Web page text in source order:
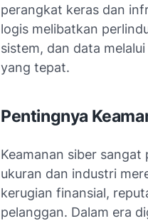
perangkat keras dan
logis melibatkan
sistem, dan data
yang tepat.
Pentingnya
Keamanan siber
ukuran dan industri
kerugian finansial,
pelanggan. Dalam era